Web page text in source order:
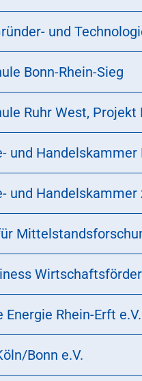
und
Bonn-Rhein-Sieg
Ruhr West,
und Handelskammer
und Handelskammer
Energie Rhein-Erft e.V.
Bonn e.V.